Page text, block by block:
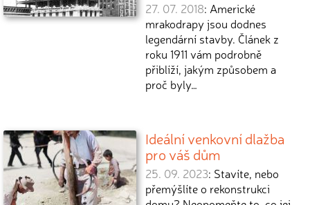
27. 07. 2018: Americké
mrakodrapy jsou dodnes
legendární stavby. Článek z
roku 1911 vám podrobně
přiblíží, jakým způsobem a
proč byly…
Ideální venkovní dlažba
pro váš dům
25. 09. 2023: Stavíte, nebo
přemýšlíte o rekonstrukci